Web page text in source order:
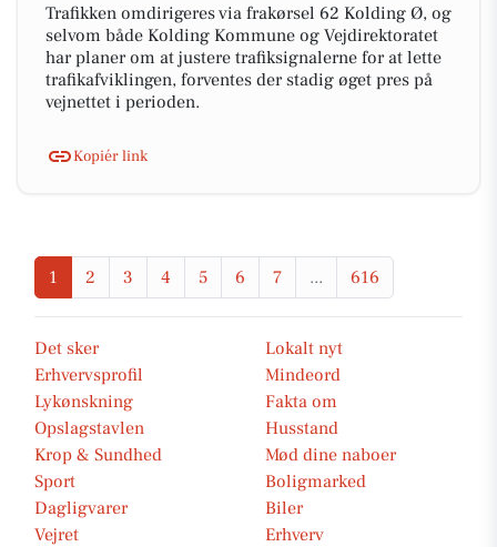
Trafikken omdirigeres via frakørsel 62 Kolding Ø, og
selvom både Kolding Kommune og Vejdirektoratet
har planer om at justere trafiksignalerne for at lette
trafikafviklingen, forventes der stadig øget pres på
vejnettet i perioden.
Kopiér link
1 2 3 4 5 6 7 ... 616
Det sker
Lokalt nyt
Erhvervsprofil
Mindeord
Lykønskning
Fakta om
Opslagstavlen
Husstand
Krop & Sundhed
Mød dine naboer
Sport
Boligmarked
Dagligvarer
Biler
Vejret
Erhverv